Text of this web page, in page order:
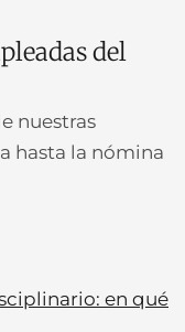
del
nuestras
hasta la nómina
en qué